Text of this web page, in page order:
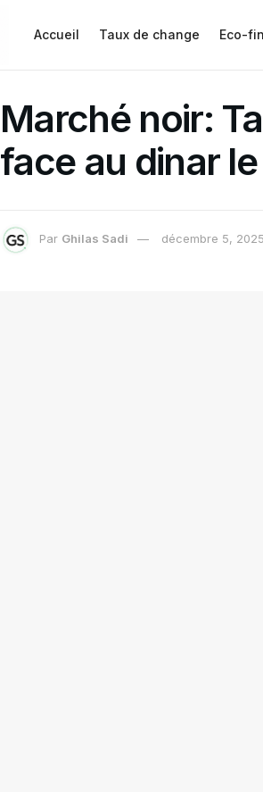
Accueil Taux de change Eco-
Marché noir:
face au dinar
Par Ghilas Sadi décembre 5, 2025